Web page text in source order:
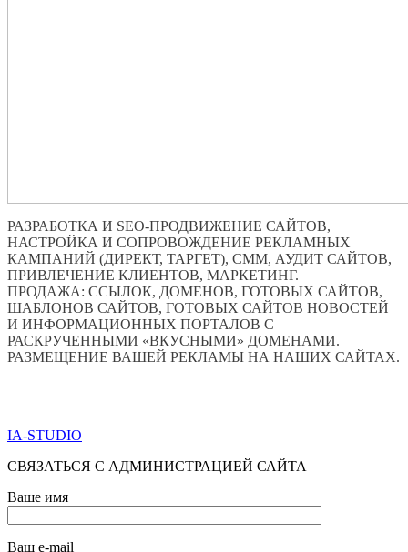
РАЗРАБОТКА И SEO-ПРОДВИЖЕНИЕ САЙТОВ,
НАСТРОЙКА И СОПРОВОЖДЕНИЕ РЕКЛАМНЫХ
КАМПАНИЙ (ДИРЕКТ, ТАРГЕТ), СММ, АУДИТ САЙТОВ,
ПРИВЛЕЧЕНИЕ КЛИЕНТОВ, МАРКЕТИНГ.
ПРОДАЖА: ССЫЛОК, ДОМЕНОВ, ГОТОВЫХ САЙТОВ,
ШАБЛОНОВ САЙТОВ, ГОТОВЫХ САЙТОВ НОВОСТЕЙ
И ИНФОРМАЦИОННЫХ ПОРТАЛОВ С
РАСКРУЧЕННЫМИ «ВКУСНЫМИ» ДОМЕНАМИ.
РАЗМЕЩЕНИЕ ВАШЕЙ РЕКЛАМЫ НА НАШИХ САЙТАХ.
IA-STUDIO
СВЯЗАТЬСЯ С АДМИНИСТРАЦИЕЙ САЙТА
Ваше имя
Ваш e-mail